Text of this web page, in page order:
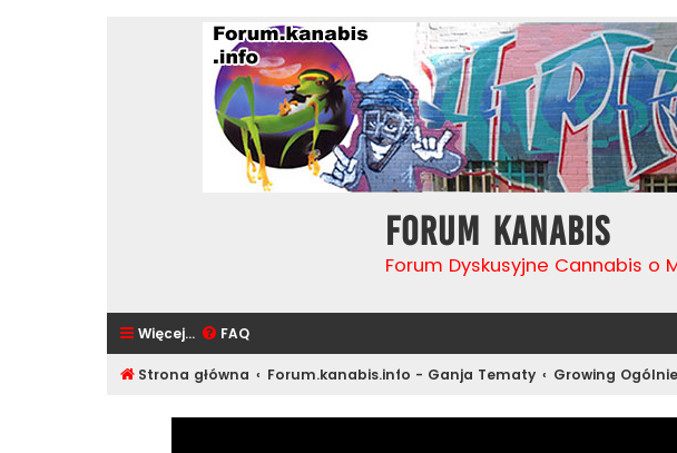
Forum Kanabis
Forum Dyskusyjne Cannabis o
Więcej… FAQ
Strona główna Forum.kanabis.info - Ganja Tematy Growing Ogólnie